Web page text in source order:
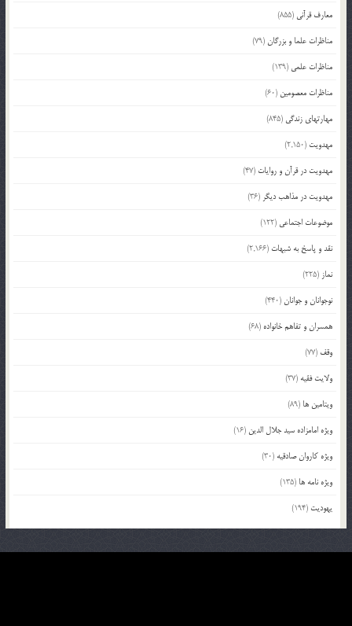
معارف قرآنی (855)
مناظرات علما و بزرگان(79)
مناظرات علمی (139)
مناظرات معصومین (60)
مهارتهای زندگی (845)
مهدویت (2,150)
مهدویت در قرآن و روایات (47)
مهدویت در مذاهب دیگر (36)
موضوعات اجتماعی (122)
نقد و پاسخ به شبهات (2,166)
نماز (225)
نوجوانان و جوانان(440)
همسران و تفاهم خانواده (68)
وقف (77)
ولایت فقیه (37)
ویتامین ها (89)
ویژه امامزاده سید جلال الدین (16)
ویژه کاروان صادقیه (30)
ویژه نامه ها (135)
یهودیت (194)